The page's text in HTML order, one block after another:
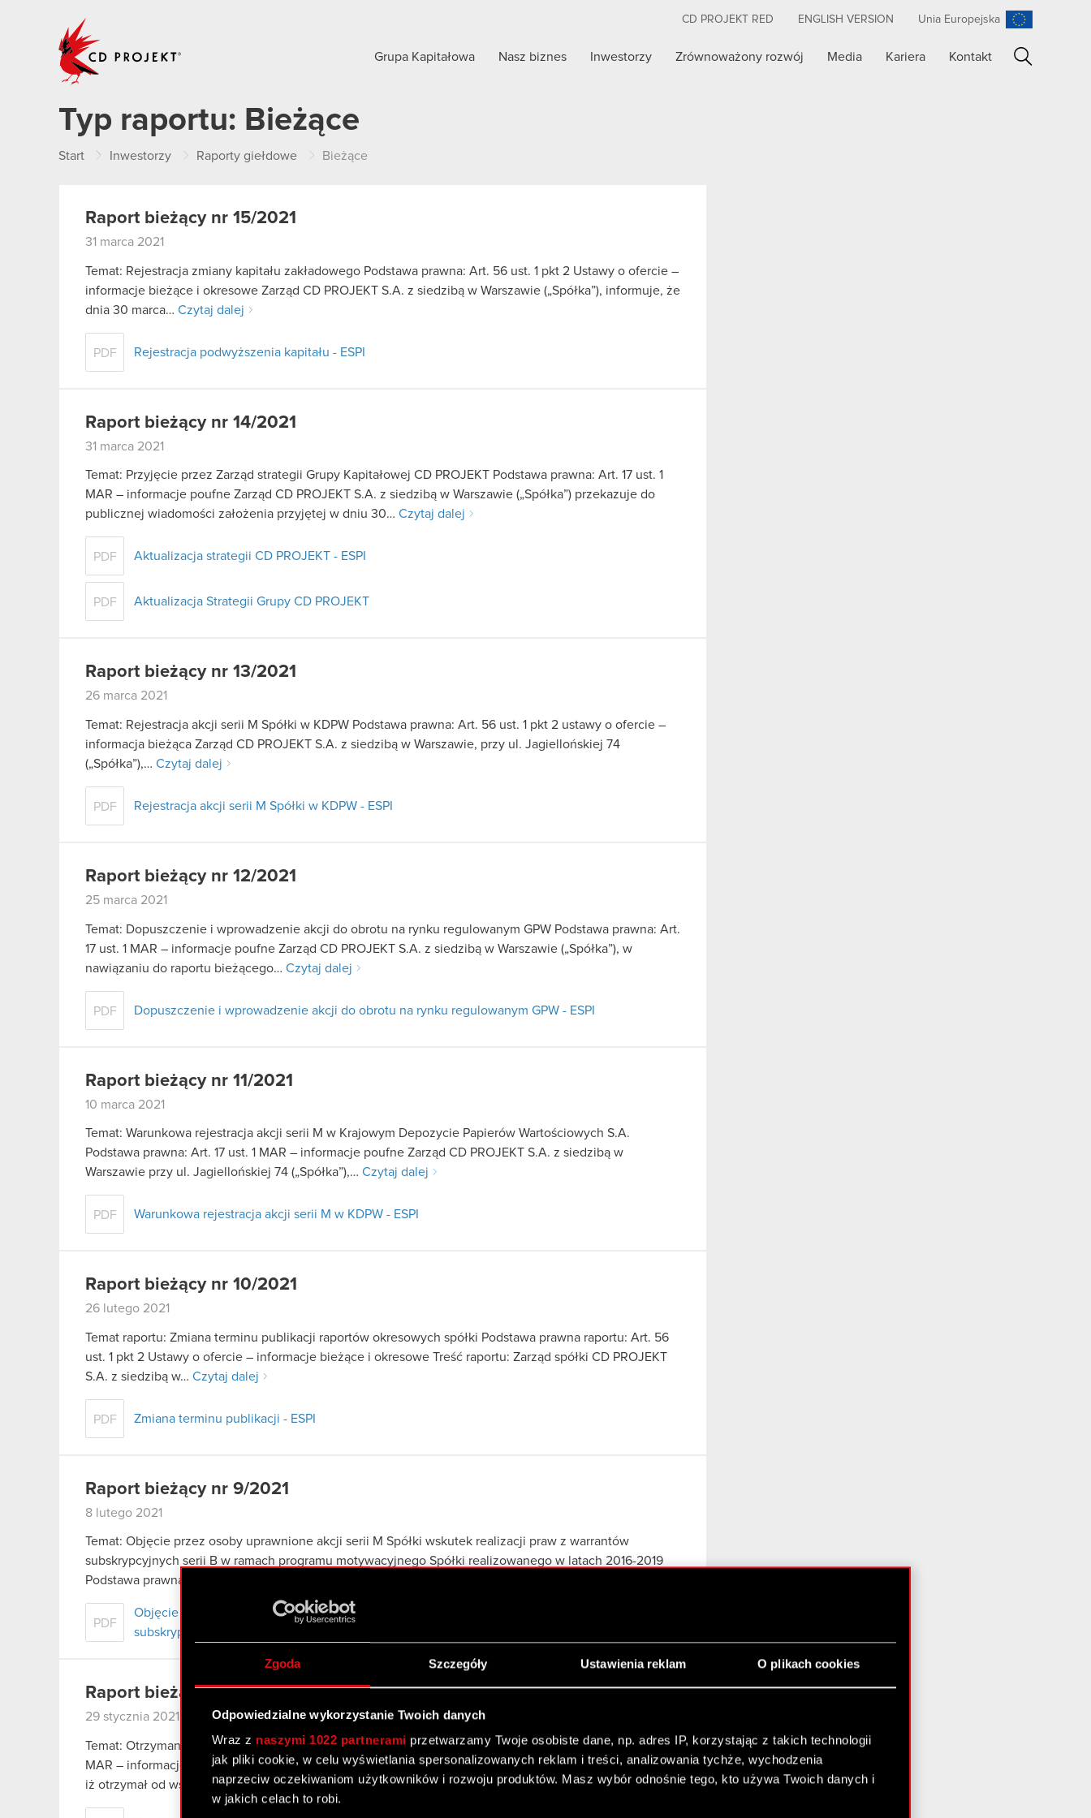
Zgoda Szczegóły Ustawienia reklam O plikach cookies
Odpowiedzialne wykorzystanie Twoich danych
Wraz z naszymi 1022 partnerami przetwarzamy Twoje osobiste dane, np. adres IP, korzystając z takich technologii
jak pliki cookie, w celu wyświetlania spersonalizowanych reklam i treści, analizowania tychże, wychodzenia
naprzeciw oczekiwaniom użytkowników i rozwoju produktów. Masz wybór odnośnie tego, kto używa Twoich danych i
w jakich celach to robi.
CD PROJEKT RED ENGLISH VERSION Unia Europejska
Grupa Kapitałowa Nasz biznes Inwestorzy Zrównoważony rozwój Media Kariera Kontakt
Typ raportu: Bieżące
Start Inwestorzy Raporty giełdowe Bieżące
Raport bieżący nr 15/2021
31 marca 2021
Temat: Rejestracja zmiany kapitału zakładowego Podstawa prawna: Art. 56 ust. 1 pkt 2 Ustawy o ofercie –
informacje bieżące i okresowe Zarząd CD PROJEKT S.A. z siedzibą w Warszawie („Spółka”), informuje, że
dnia 30 marca… Czytaj dalej
PDF Rejestracja podwyższenia kapitału - ESPI
Raport bieżący nr 14/2021
31 marca 2021
Temat: Przyjęcie przez Zarząd strategii Grupy Kapitałowej CD PROJEKT Podstawa prawna: Art. 17 ust. 1
MAR – informacje poufne Zarząd CD PROJEKT S.A. z siedzibą w Warszawie („Spółka”) przekazuje do
publicznej wiadomości założenia przyjętej w dniu 30… Czytaj dalej
PDF Aktualizacja strategii CD PROJEKT - ESPI
PDF Aktualizacja Strategii Grupy CD PROJEKT
Raport bieżący nr 13/2021
26 marca 2021
Temat: Rejestracja akcji serii M Spółki w KDPW Podstawa prawna: Art. 56 ust. 1 pkt 2 ustawy o ofercie –
informacja bieżąca Zarząd CD PROJEKT S.A. z siedzibą w Warszawie, przy ul. Jagiellońskiej 74
(„Spółka”),… Czytaj dalej
PDF Rejestracja akcji serii M Spółki w KDPW - ESPI
Raport bieżący nr 12/2021
25 marca 2021
Temat: Dopuszczenie i wprowadzenie akcji do obrotu na rynku regulowanym GPW Podstawa prawna: Art.
17 ust. 1 MAR – informacje poufne Zarząd CD PROJEKT S.A. z siedzibą w Warszawie („Spółka”), w
nawiązaniu do raportu bieżącego… Czytaj dalej
PDF Dopuszczenie i wprowadzenie akcji do obrotu na rynku regulowanym GPW - ESPI
Raport bieżący nr 11/2021
10 marca 2021
Temat: Warunkowa rejestracja akcji serii M w Krajowym Depozycie Papierów Wartościowych S.A.
Podstawa prawna: Art. 17 ust. 1 MAR – informacje poufne Zarząd CD PROJEKT S.A. z siedzibą w
Warszawie przy ul. Jagiellońskiej 74 („Spółka”),… Czytaj dalej
PDF Warunkowa rejestracja akcji serii M w KDPW - ESPI
Raport bieżący nr 10/2021
26 lutego 2021
Temat raportu: Zmiana terminu publikacji raportów okresowych spółki Podstawa prawna raportu: Art. 56
ust. 1 pkt 2 Ustawy o ofercie – informacje bieżące i okresowe Treść raportu: Zarząd spółki CD PROJEKT
S.A. z siedzibą w… Czytaj dalej
PDF Zmiana terminu publikacji - ESPI
Raport bieżący nr 9/2021
8 lutego 2021
Temat: Objęcie przez osoby uprawnione akcji serii M Spółki wskutek realizacji praw z warrantów
subskrypcyjnych serii B w ramach programu motywacyjnego Spółki realizowanego w latach 2016-2019
Podstawa prawna: art. 17 ust. 1 MAR – informacja…
PDF
Objęcie przez osoby uprawnione akcji serii M Spółki wskutek realizacji praw z warrantów
subskrypcyjnych serii B - ESPI
Raport bieżący nr 8/2021
29 stycznia 2021
Temat: Otrzymanie zawiadomienia o złożeniu pozwu zbiorowego w USA Podstawa prawna: Art. 17 ust. 1
MAR – informacje poufne Zarząd spółki CD PROJEKT S.A. z siedzibą w Warszawie („Spółka”) informuje,
iż otrzymał od współpracującej ze…Czytaj dalej